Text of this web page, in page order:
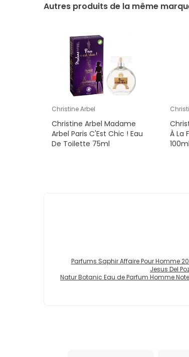
Autres produits de la même
Christine Arbel
Christine Arbel Madame
Arbel Paris C'Est Chic ! Eau
De Toilette 75ml
À La
100ml
Parfums Saphir Affaire Pour Homme
Jesus Del
Natur Botanic Eau de Parfum Homme